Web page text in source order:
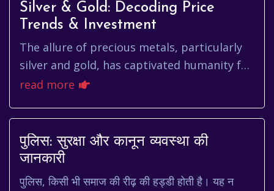
Silver & Gold: Decoding Price
Trends & Investment
The allure of precious metals, particularly
silver and gold, has captivated humanity for
millennia. Beyond their intrinsic beauty and
read more
पुलिस: सुरक्षा और कानून व्यवस्था की
जानकारी
पुलिस, किसी भी समाज की रीढ़ की हड्डी होती है। यह न